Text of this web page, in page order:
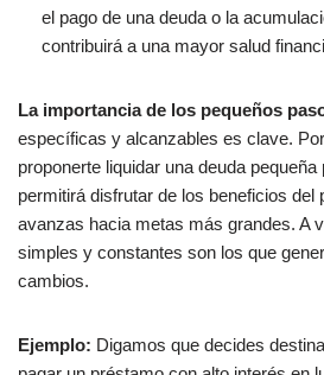
el pago de una deuda o la
contribuirá a una mayor salud
La importancia de los pequeños
específicas y alcanzables es clave.
proponerte liquidar una deuda
permitirá disfrutar de los beneficios del
avanzas hacia metas más grandes. A
simples y constantes son los que
cambios.
Ejemplo: Digamos que decides